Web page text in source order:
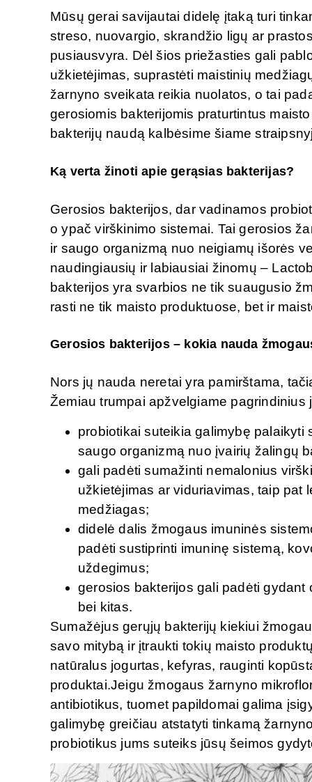
Mūsų gerai savijautai didelę įtaką turi
streso, nuovargio, skrandžio ligų ar
pusiausvyra. Dėl šios priežasties gali
užkietėjimas, suprastėti maistinių
žarnyno sveikata reikia nuolatos, o tai
gerosiomis bakterijomis praturtintus
bakterijų naudą kalbėsime šiame
Ką verta žinoti apie gerąsias bakterijas?
Gerosios bakterijos, dar vadinamos
o ypač virškinimo sistemai. Tai gerosios
ir saugo organizmą nuo neigiamų išorės
naudingiausių ir labiausiai žinomų –
bakterijos yra svarbios ne tik suaugusio
rasti ne tik maisto produktuose, bet ir
Gerosios bakterijos – kokia nauda
Nors jų nauda neretai yra pamirštama,
Žemiau trumpai apžvelgiame pagrindinius
probiotikai suteikia galimybę
saugo organizmą nuo įvairių žalingų
gali padėti sumažinti nemalonius
užkietėjimas ar viduriavimas, taip pat
medžiagas;
didelė dalis žmogaus imuninės
padėti sustiprinti imuninę sistemą,
uždegimus;
gerosios bakterijos gali padėti
bei kitas.
Sumažėjus gerųjų bakterijų kiekiui
savo mitybą ir įtraukti tokių maisto
natūralus jogurtas, kefyras, rauginti
produktai.Jeigu žmogaus žarnyno
antibiotikus, tuomet papildomai galima
galimybę greičiau atstatyti tinkamą
probiotikus jums suteiks jūsų šeimos